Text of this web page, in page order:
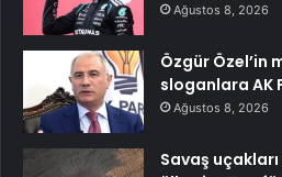
Ağustos 8, 2026
Özgür Özel’in
sloganlara AK
Ağustos 8, 2026
Savaş